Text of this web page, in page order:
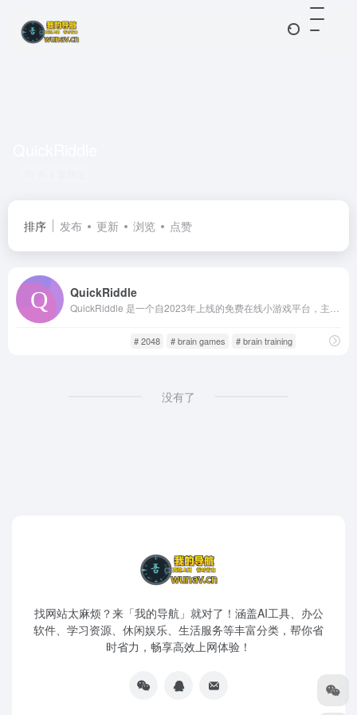
排序 发布 更新 浏览 点赞
QuickRiddle
# 2048 # brain games # brain training
没有了
找网站太麻烦？来「我的导航」就对了！涵盖AI工具、办公
软件、学习资源、休闲娱乐、生活服务等丰富分类，帮你省
时省力，畅享高效上网体验！